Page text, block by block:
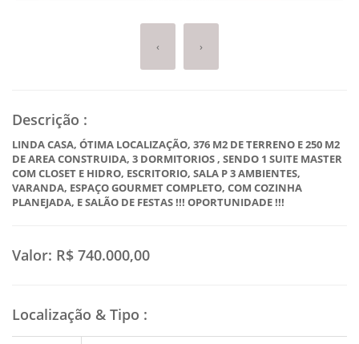
‹ ›
Descrição :
LINDA CASA, ÓTIMA LOCALIZAÇÃO, 376 M2 DE TERRENO E 250 M2
DE AREA CONSTRUIDA, 3 DORMITORIOS , SENDO 1 SUITE MASTER
COM CLOSET E HIDRO, ESCRITORIO, SALA P 3 AMBIENTES,
VARANDA, ESPAÇO GOURMET COMPLETO, COM COZINHA
PLANEJADA, E SALÃO DE FESTAS !!! OPORTUNIDADE !!!
Valor: R$ 740.000,00
Localização & Tipo :